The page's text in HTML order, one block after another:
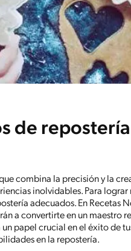
de
combina la precisión y la
inolvidables. Para
adecuados. En Recetas
a convertirte en un maestro
papel crucial en el éxito de
en la repostería.